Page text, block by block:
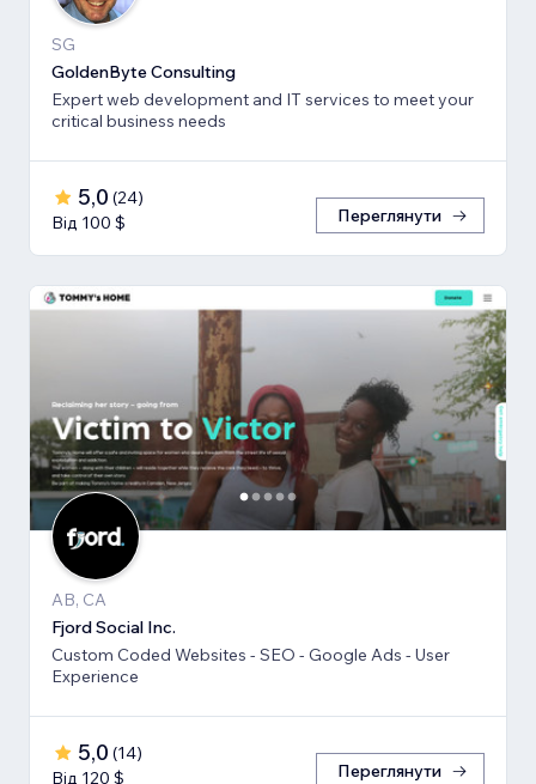
SG
GoldenByte Consulting
Expert web development and IT services to meet your
critical business needs
5,0 (24)
Від 100 $
Переглянути
AB, CA
Fjord Social Inc.
Custom Coded Websites - SEO - Google Ads - User
Experience
5,0 (14)
Від 120 $
Переглянути